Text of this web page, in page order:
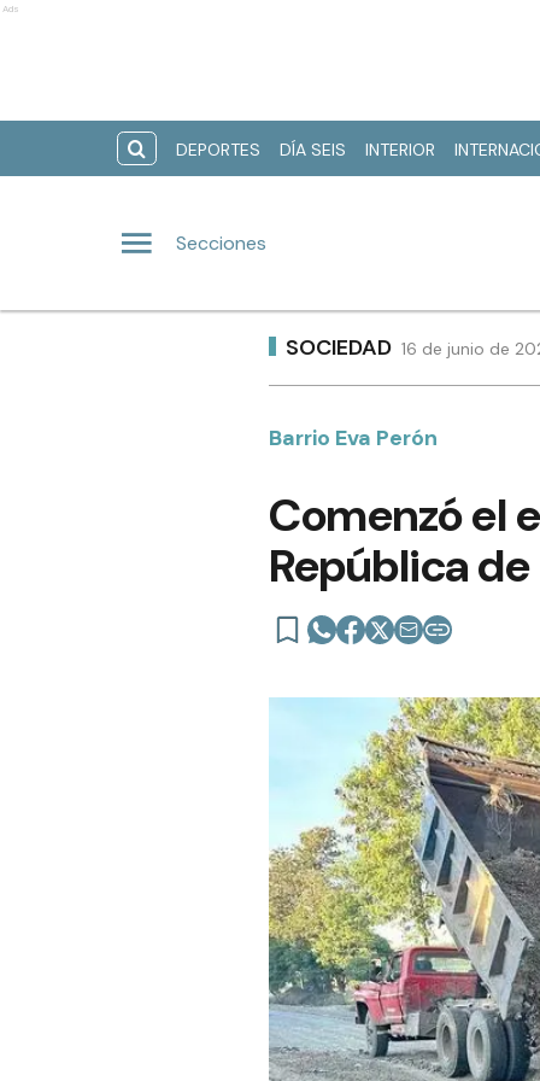
Ads
DEPORTES DÍA SEIS INTERIOR
Secciones
SOCIEDAD 16 de junio de
Barrio Eva Perón
Comenzó el
República